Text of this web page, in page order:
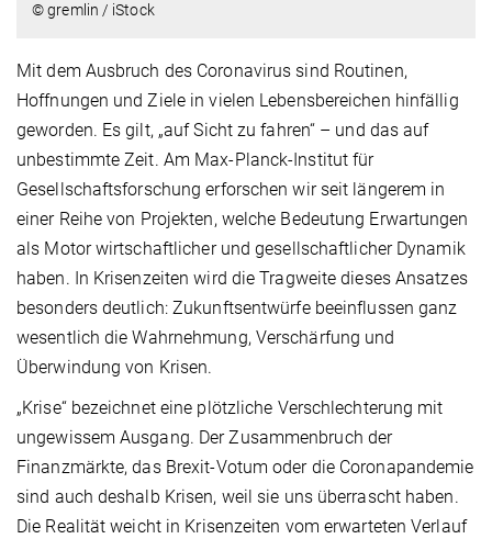
© gremlin / iStock
Mit dem Ausbruch des Coronavirus sind Routinen,
Hoffnungen und Ziele in vielen Lebensbereichen hinfällig
geworden. Es gilt, „auf Sicht zu fahren“ – und das auf
unbestimmte Zeit. Am Max-Planck-Institut für
Gesellschaftsforschung erforschen wir seit längerem in
einer Reihe von Projekten, welche Bedeutung Erwartungen
als Motor wirtschaftlicher und gesellschaftlicher Dynamik
haben. In Krisenzeiten wird die Tragweite dieses Ansatzes
besonders deutlich: Zukunftsentwürfe beeinflussen ganz
wesentlich die Wahrnehmung, Verschärfung und
Überwindung von Krisen.
„Krise“ bezeichnet eine plötzliche Verschlechterung mit
ungewissem Ausgang. Der Zusammenbruch der
Finanzmärkte, das Brexit-Votum oder die Coronapandemie
sind auch deshalb Krisen, weil sie uns überrascht haben.
Die Realität weicht in Krisenzeiten vom erwarteten Verlauf